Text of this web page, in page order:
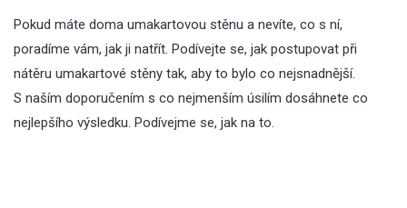
Pokud máte doma umakartovou stěnu a nevíte, co s ní,
poradíme vám, jak ji natřít. Podívejte se, jak postupovat při
nátěru umakartové stěny tak, aby to bylo co nejsnadnější.
S naším doporučením s co nejmenším úsilím dosáhnete co
nejlepšího výsledku. Podívejme se, jak na to.